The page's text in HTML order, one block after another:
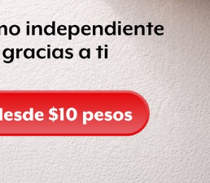
ordinaria mensual,